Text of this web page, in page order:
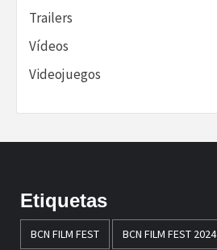
Trailers
Vídeos
Videojuegos
Etiquetas
BCN FILM FEST BCN FILM FEST 2024